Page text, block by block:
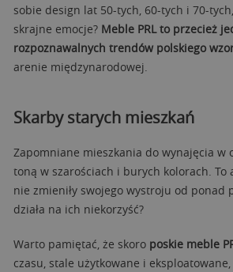
sobie design lat 50-tych, 60-tych i 70-
skrajne emocje? Meble PRL to przecież
rozpoznawalnych trendów polskiego
arenie międzynarodowej.
Skarby starych mieszkań
Zapomniane mieszkania do wynajęcia w
toną w szarościach i burych kolorach. To
nie zmieniły swojego wystroju od ponad
działa na ich niekorzyść?
Warto pamiętać, że skoro poskie meble
czasu, stale użytkowane i